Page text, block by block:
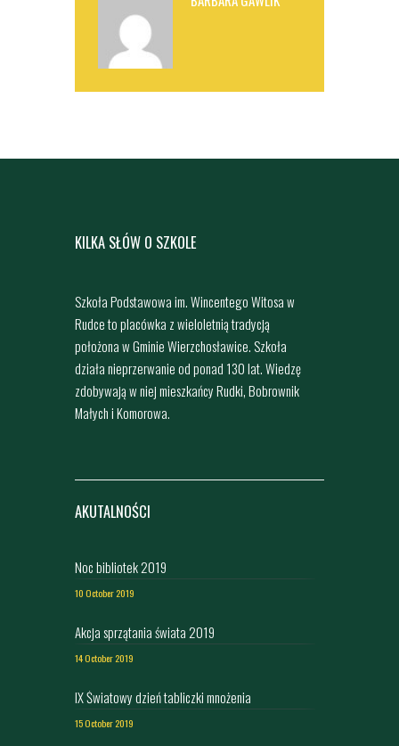
KILKA SŁÓW O SZKOLE
Szkoła Podstawowa im. Wincentego Witosa w
Rudce to placówka z wieloletnią tradycją
położona w Gminie Wierzchosławice. Szkoła
działa nieprzerwanie od ponad 130 lat. Wiedzę
zdobywają w niej mieszkańcy Rudki, Bobrownik
Małych i Komorowa.
AKUTALNOŚCI
Noc bibliotek 2019
10 October 2019
Akcja sprzątania świata 2019
14 October 2019
IX Światowy dzień tabliczki mnożenia
15 October 2019